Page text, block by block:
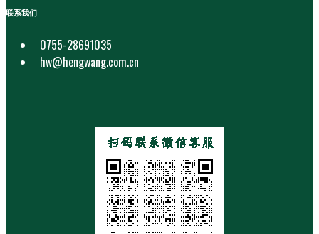
联系我们
0755-28691035
hw@hengwang.com.cn